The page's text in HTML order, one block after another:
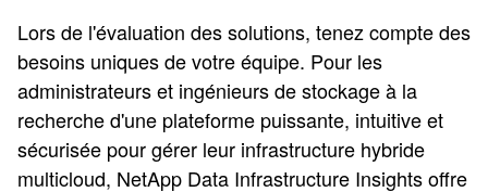
Lors de l'évaluation des solutions, tenez compte des
besoins uniques de votre équipe. Pour les
administrateurs et ingénieurs de stockage à la
recherche d'une plateforme puissante, intuitive et
sécurisée pour gérer leur infrastructure hybride
multicloud, NetApp Data Infrastructure Insights offre